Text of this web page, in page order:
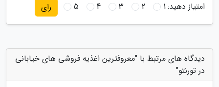
امتیاز دهید:1
2
3
4
5 رای
دیدگاه های مرتبط با "معروفترین اغذیه فروشی های خیابانی
در تورنتو"